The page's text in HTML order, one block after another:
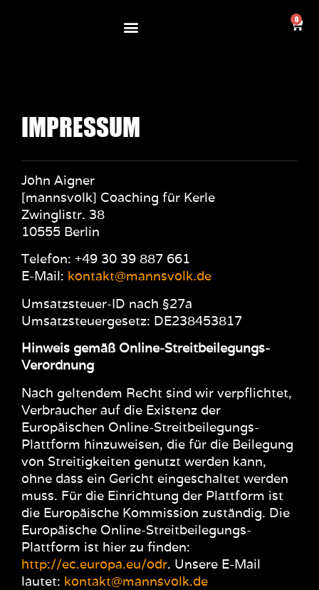
0
IMPRESSUM
John Aigner
[mannsvolk] Coaching für Kerle
Zwinglistr. 38
10555 Berlin
Telefon: +49 30 39 887 661
E-Mail: kontakt@mannsvolk.de
Umsatzsteuer-ID nach §27a
Umsatzsteuergesetz: DE238453817
Hinweis gemäß Online-Streitbeilegungs-
Verordnung
Nach geltendem Recht sind wir verpflichtet,
Verbraucher auf die Existenz der
Europäischen Online-Streitbeilegungs-
Plattform hinzuweisen, die für die Beilegung
von Streitigkeiten genutzt werden kann,
ohne dass ein Gericht eingeschaltet werden
muss. Für die Einrichtung der Plattform ist
die Europäische Kommission zuständig. Die
Europäische Online-Streitbeilegungs-
Plattform ist hier zu finden:
http://ec.europa.eu/odr. Unsere E-Mail
lautet: kontakt@mannsvolk.de